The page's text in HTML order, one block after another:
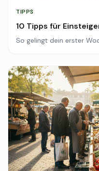
TIPPS
10 Tipps für
So gelingt dein erster